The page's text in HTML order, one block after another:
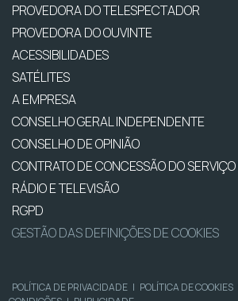
PROVEDORA DO TELESPECTADOR
PROVEDORA DO OUVINTE
ACESSIBILIDADES
SATÉLITES
A EMPRESA
CONSELHO GERAL INDEPENDENTE
CONSELHO DE OPINIÃO
CONTRATO DE CONCESSÃO DO
RÁDIO E TELEVISÃO
RGPD
GESTÃO DAS DEFINIÇÕES DE COOKIES
POLÍTICA DE PRIVACIDADE | POLÍTICA DE COOKIES